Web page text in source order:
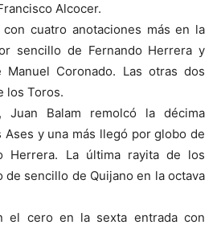
Alcocer.
cuatro anotaciones más en la
sencillo de Fernando Herrera y
Coronado. Las otras dos
los Toros.
Juan Balam remolcó la décima
Ases y una más llegó por globo de
Herrera. La última rayita de los
sencillo de Quijano en la octava
el cero en la sexta entrada con